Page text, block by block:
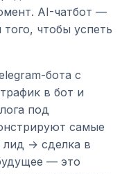
AI-чатбот —
чтобы успеть
бота с
в бот и
под
самые
лид → сделка в
— это